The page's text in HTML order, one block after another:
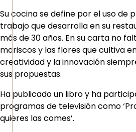
Su cocina se define por el uso de
trabajo que desarrolla en su
más de 30 años. En su carta no
mariscos y las flores que cultiva
creatividad y la innovación
sus propuestas.
Ha publicado un libro y ha
programas de televisión como
quieres las comes’.